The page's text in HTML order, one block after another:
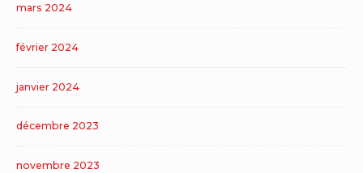
mars 2024
février 2024
janvier 2024
décembre 2023
novembre 2023